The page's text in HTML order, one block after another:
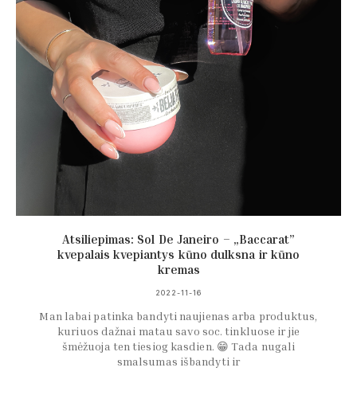
Atsiliepimas: Sol De Janeiro – „Baccarat”
kvepalais kvepiantys kūno dulksna ir kūno
kremas
2022-11-16
Man labai patinka bandyti naujienas arba produktus,
kuriuos dažnai matau savo soc. tinkluose ir jie
šmėžuoja ten tiesiog kasdien. 😁 Tada nugali
smalsumas išbandyti ir